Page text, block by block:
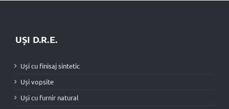
UȘI D.R.E.
Uși cu finisaj sintetic
Uși vopsite
Uși cu furnir natural